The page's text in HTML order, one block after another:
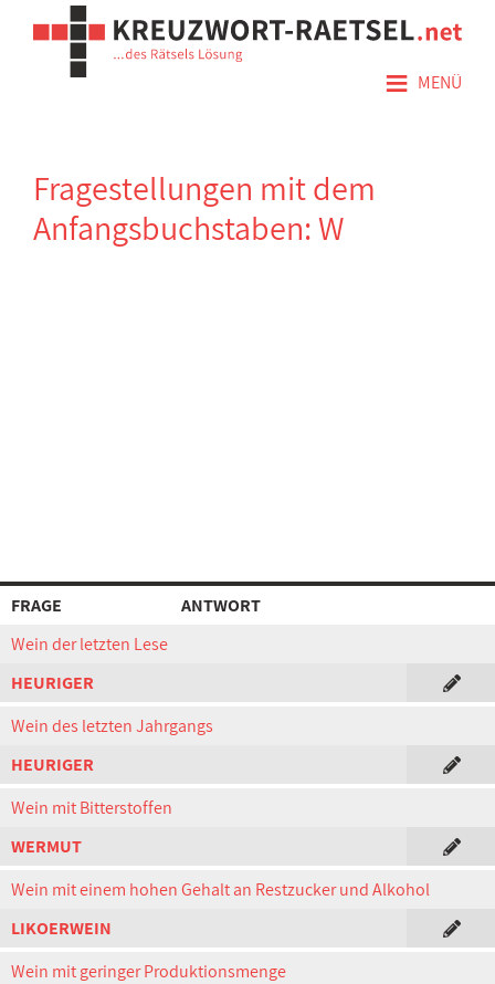
≡ MENÜ
Fragestellungen mit dem
Anfangsbuchstaben: W
FRAGE
ANTWORT
Wein der letzten Lese
HEURIGER
Wein des letzten Jahrgangs
HEURIGER
Wein mit Bitterstoffen
WERMUT
Wein mit einem hohen Gehalt an Restzucker und Alkohol
LIKOERWEIN
Wein mit geringer Produktionsmenge